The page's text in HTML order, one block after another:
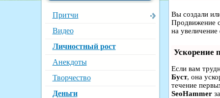
Притчи
Видео
Личностный рост
Анекдоты
Творчество
Деньги
Вы создали
Продвижение
на
Ускорение
Если вам
Буст, она
течение
SeoHammer